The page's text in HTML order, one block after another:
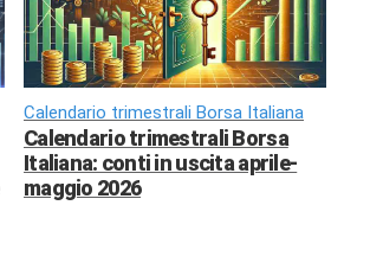
Calendario trimestrali Borsa Italiana
Calendario trimestrali Borsa
Italiana: conti in uscita aprile-
maggio 2026